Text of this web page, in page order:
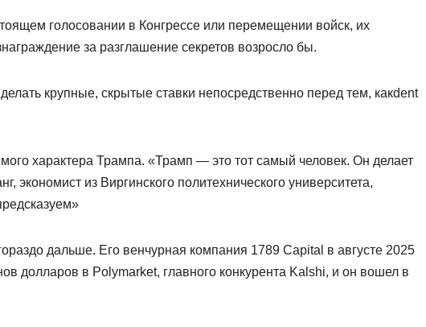
голосовании в Конгрессе или перемещении войск, их
за разглашение секретов возросло бы.
крупные, скрытые ставки непосредственно перед тем, какdent
характера Трампа. «Трамп — это тот самый человек. Он делает
из Виргинского политехнического университета,
дальше. Его венчурная компания 1789 Capital в августе 2025
долларов в Polymarket, главного конкурента Kalshi, и он вошел в